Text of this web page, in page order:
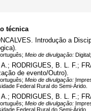
técnica
Introdução a
Meio de divulgação:
RODRIGUES, B. L. F.;
de evento/Outro).
Meio de divulgação:
Federal Rural do Semi-Árido.
RODRIGUES, B. L. F.;
Meio de divulgação:
Federal Rural do Semi-Árido.